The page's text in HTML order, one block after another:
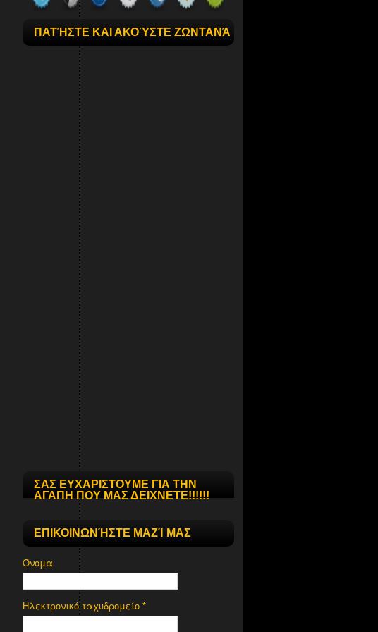
ΠΑΤΉΣΤΕ ΚΑΙ ΑΚΟΎΣΤΕ ΖΩΝΤΑΝΆ
ΣΑΣ ΕΥΧΑΡΙΣΤΟΥΜΕ ΓΙΑ ΤΗΝ
ΑΓΑΠΗ ΠΟΥ ΜΑΣ ΔΕΙΧΝΕΤΕ!!!!!!
ΕΠΙΚΟΙΝΩΝΉΣΤΕ ΜΑΖΊ ΜΑΣ
Όνομα
Ηλεκτρονικό ταχυδρομείο *